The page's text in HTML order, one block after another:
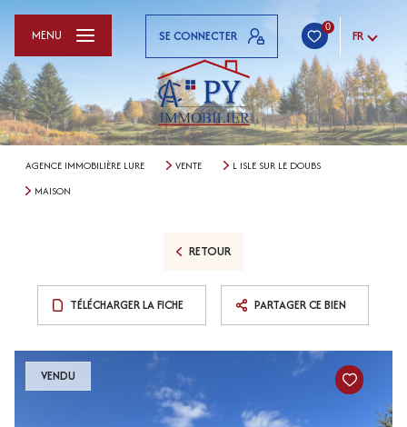
SE CONNECTER
0
FR
MENU
AGENCE IMMOBILIÈRE LURE VENTE
L ISLE SUR LE DOUBS
MAISON
RETOUR
TÉLÉCHARGER LA FICHE PARTAGER CE BIEN
VENDU